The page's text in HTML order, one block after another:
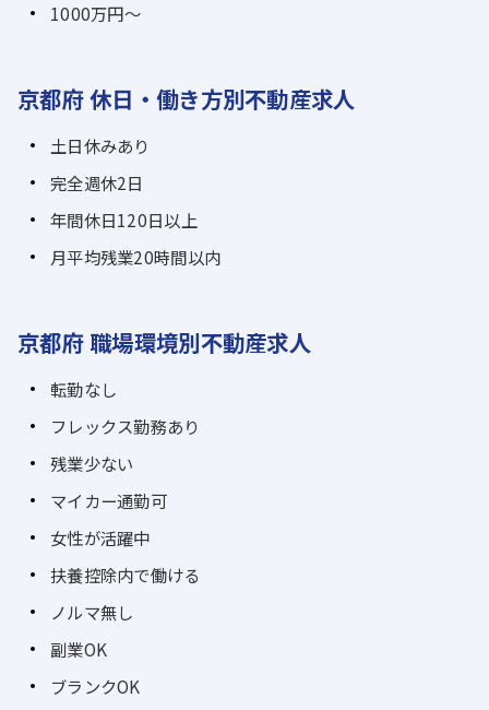
1000万円～
京都府 休日・働き方別不動産求人
土日休みあり
完全週休2日
年間休日120日以上
月平均残業20時間以内
京都府 職場環境別不動産求人
転勤なし
フレックス勤務あり
残業少ない
マイカー通勤可
女性が活躍中
扶養控除内で働ける
ノルマ無し
副業OK
ブランクOK